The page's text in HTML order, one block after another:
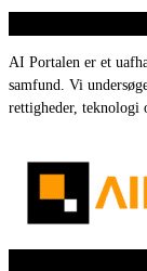
AI Portalen er et
samfund. Vi
rettigheder, teknologi